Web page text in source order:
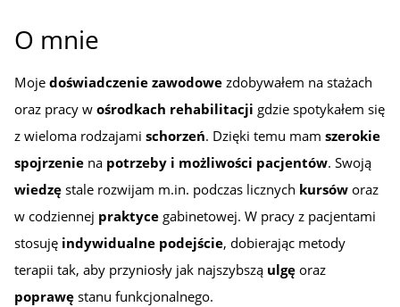
O mnie
Moje doświadczenie zawodowe zdobywałem na stażach
oraz pracy w ośrodkach rehabilitacji gdzie spotykałem się
z wieloma rodzajami schorzeń. Dzięki temu mam szerokie
spojrzenie na potrzeby i możliwości pacjentów. Swoją
wiedzę stale rozwijam m.in. podczas licznych kursów oraz
w codziennej praktyce gabinetowej. W pracy z pacjentami
stosuję indywidualne podejście, dobierając metody
terapii tak, aby przyniosły jak najszybszą ulgę oraz
poprawę stanu funkcjonalnego.